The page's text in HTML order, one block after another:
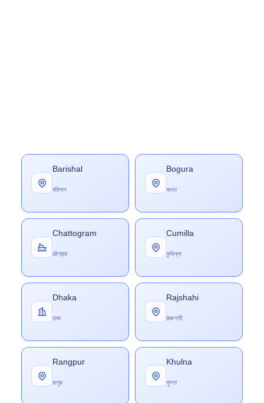
Barishal
বরিশাল
Bogura
বগুড়া
Chattogram
চট্টগ্রাম
Cumilla
কুমিল্লা
Dhaka
ঢাকা
Rajshahi
রাজশাহী
Rangpur
রংপুর
Khulna
খুলনা